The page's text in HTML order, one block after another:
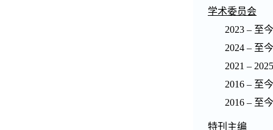
学术委员会
2023 – 至
2024 – 至
2021 – 2025
2016 – 至
2016 – 至今
特刊主编